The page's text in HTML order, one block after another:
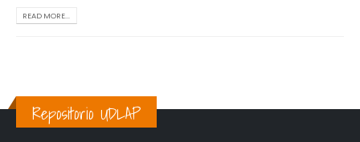
READ MORE...
Repositorio UDLAP